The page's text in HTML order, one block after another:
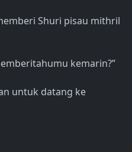
Shuri pisau mithril
kemarin?”
untuk datang ke